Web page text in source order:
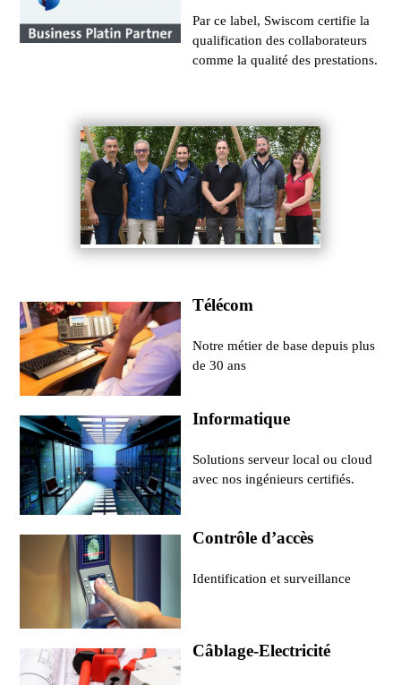
Par ce label, Swiscom certifie la
qualification des collaborateurs
comme la qualité des prestations.
Télécom
Notre métier de base depuis plus
de 30 ans
Informatique
Solutions serveur local ou cloud
avec nos ingénieurs certifiés.
Contrôle d’accès
Identification et surveillance
Câblage-Electricité